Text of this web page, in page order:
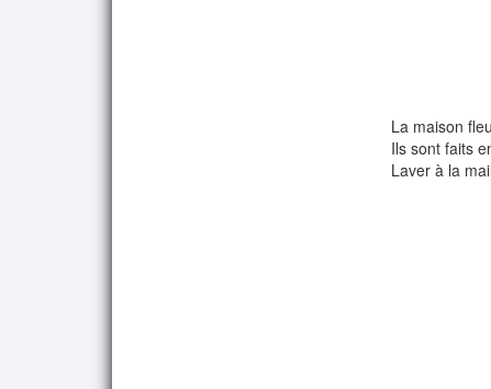
La maison
Ils sont faits
Laver à la